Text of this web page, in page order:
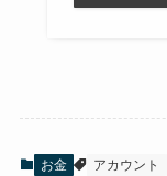
お金 アカウント